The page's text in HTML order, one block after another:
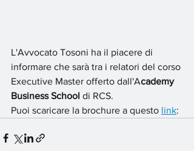
L'Avvocato Tosoni ha il piacere di
informare che sarà tra i relatori del corso
Executive Master offerto dall'Academy
Business School di RCS.
Puoi scaricare la brochure a questo link: